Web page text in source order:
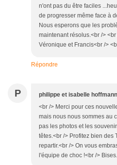
n'ont pas du être faciles
de progresser même face à
Nous esperons que les
maintenant résolus.<br />
Véronique et Francis<br />
Répondre
P philippe et isabelle hoffmann
<br /> Merci pour ces
mais nous nous sommes au
pas les photos et les
têtes.<br /> Profitez bien des
repartir.<br /> On vous
l'équipe de choc !<br />